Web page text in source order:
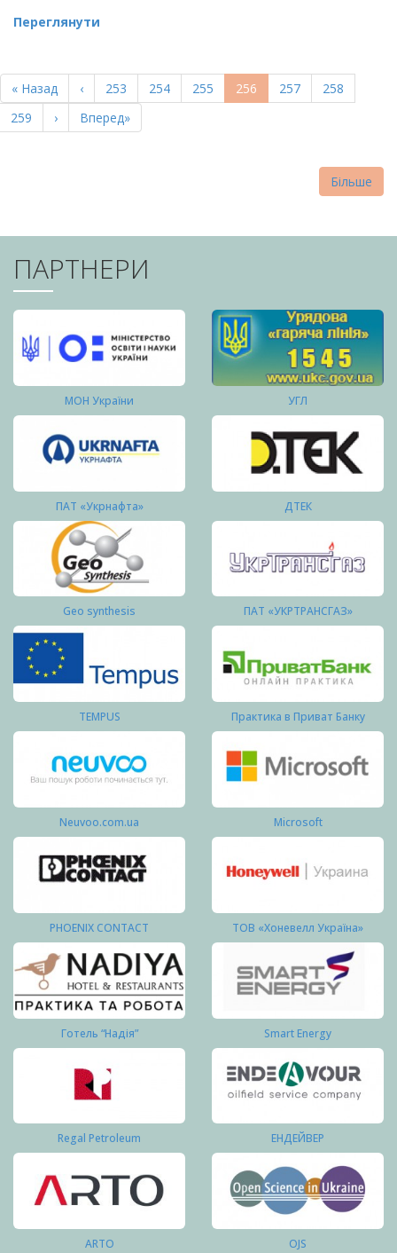
Переглянути
НА
СТОРІНКИ
Перша
сторінка
« Назад
Попередня
сторінка
‹ Page
253 Page
254 Page
255
Поточна
сторінка
256 Page
257 Page
258
Page
259
Наступна
сторінка
›
Остання
сторінка
Вперед»
Більше
ПАРТНЕРИ
МОН України УГЛ
ПАТ «Укрнафта» ДТЕК
Geo synthesis ПАТ «УКРТРАНСГАЗ»
TEMPUS Практика в Приват Банку
Neuvoo.com.ua Microsoft
PHOENIX CONTACT ТОВ «Хоневелл Україна»
Готель “Надія” Smart Energy
Regal Petroleum ЕНДЕЙВЕР
ARTO OJS